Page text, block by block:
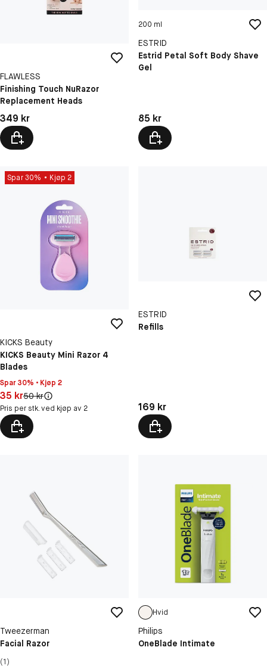
FLAWLESS
Finishing Touch NuRazor
Replacement Heads
Pris: 349 kr
349 kr
200 ml
ESTRID
Estrid Petal Soft Body Shave
Gel
Pris: 85 kr
85 kr
Spar 30% Kjøp 2
KICKS Beauty
KICKS Beauty Mini Razor 4
Blades
Spar 30% • Kjøp 2
Pris: 35 kr
35 krOriginal pris:
50 kr
Pris per stk. ved kjøp av 2
ESTRID
Refills
Pris: 169 kr
169 kr
Tweezerman
Facial Razor
(1)
Hvid
Philips
OneBlade Intimate